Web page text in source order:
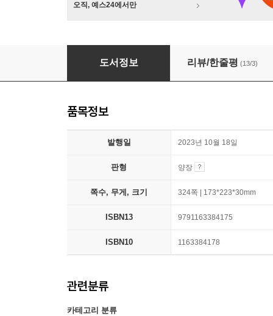
오직, 예스24에서만
AI ART로 한 방에 (뚝딱) 예술가 되기
도서정보 리뷰/한줄평 (13/3)
품목정보
발행일 2023년 10월 18일
판형 양장
쪽수, 무게, 크기 324쪽 | 173*223*30mm
ISBN13 9791163384175
ISBN10 1163384178
관련분류
카테고리 분류